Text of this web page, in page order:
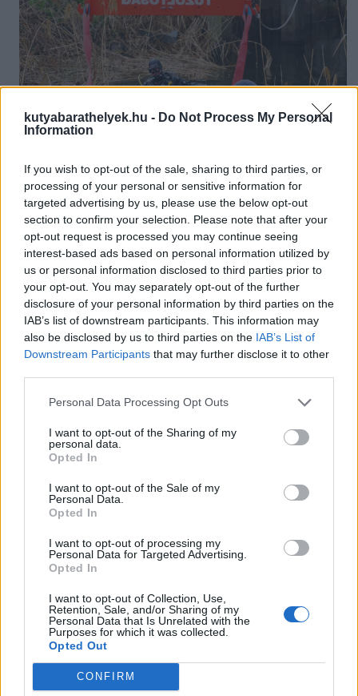
kutyabarathelyek.hu - Do Not Process My Personal
Information
If you wish to opt-out of the sale, sharing to third parties, or
processing of your personal or sensitive information for
targeted advertising by us, please use the below opt-out
section to confirm your selection. Please note that after your
opt-out request is processed you may continue seeing
interest-based ads based on personal information utilized by
us or personal information disclosed to third parties prior to
your opt-out. You may separately opt-out of the further
disclosure of your personal information by third parties on the
IAB’s list of downstream participants. This information may
also be disclosed by us to third parties on the IAB’s List of
Downstream Participants that may further disclose it to other
Personal Data Processing Opt Outs
I want to opt-out of the Sharing of my
personal data.
Opted In
I want to opt-out of the Sale of my
Personal Data.
Opted In
I want to opt-out of processing my
Personal Data for Targeted Advertising.
Opted In
I want to opt-out of Collection, Use,
Retention, Sale, and/or Sharing of my
Personal Data that Is Unrelated with the
Purposes for which it was collected.
Opted Out
CONFIRM
Ürbőpusztaii csatornába zuhant egy autó
Csámpai Attila, a Pest Vármegyei Katasztrófavédelmi
Igazgatóság szóvivője a balesetről elmondta: a dabasi hivatásos
tűzoltók és a katasztrófavédelem fővárosi búvárszolgálatának
munkatársai Bugyi és Áporka község között drótkötél
segítségével húzták partra a 6-8 méter széles és mintegy 2-2,5
méter mély, erős sodrású Ürbőpusztai csatornába csúszott
gépkocsit, amelybenaz elhunyt férfi mellett egy kutya
élettelen testét is megtalálták.
Forrás: MTI
Indexkép forrás: MTI
Ha tetszett a cikk, és szeretnél értesülni legújabb híreinkről
kérünk
Témába vág
Amikor nem csóvál: 8 gyakori probléma, mely
a kutya farkát érintheti
hosszabb időt vehet igénybe. Éppen ezért jó,
ha tudjuk, mi minden érheti kedvencünk
hangulatjelzőjét!
Ha esik, ha fúj, nincs mese, menni kell. Ezt
pedig különféle módokon adhatja tudtunkra